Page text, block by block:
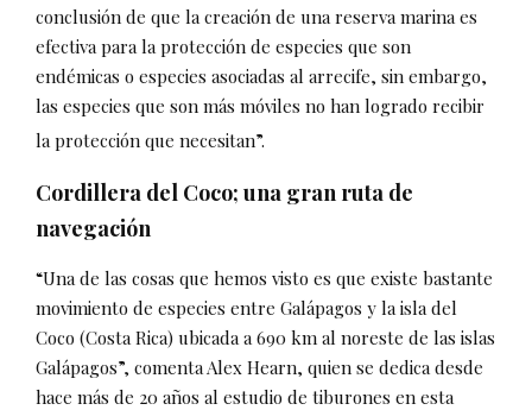
conclusión de que la creación de una reserva marina es
efectiva para la protección de especies que son
endémicas o especies asociadas al arrecife, sin embargo,
las especies que son más móviles no han logrado recibir
la protección que necesitan”.
Cordillera del Coco; una gran ruta de
navegación
“Una de las cosas que hemos visto es que existe bastante
movimiento de especies entre Galápagos y la isla del
Coco (Costa Rica) ubicada a 690 km al noreste de las islas
Galápagos”, comenta Alex Hearn, quien se dedica desde
hace más de 20 años al estudio de tiburones en esta